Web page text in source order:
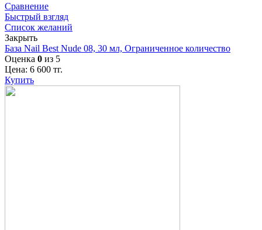
Сравнение
Быстрый взгляд
Список желаний
Закрыть
База Nail Best Nude 08, 30 мл, Ограниченное количество
Оценка 0 из 5
Цена: 6 600 тг.
Купить